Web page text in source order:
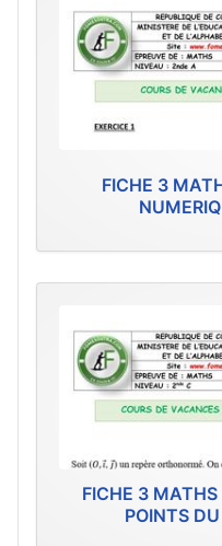
FICHE 3
FICHE 3
POINTS